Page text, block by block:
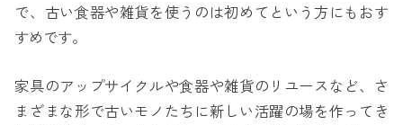
で、古い食器や雑貨を使うのは初めてという方にもおす
すめです。
家具のアップサイクルや食器や雑貨のリユースなど、さ
まざまな形で古いモノたちに新しい活躍の場を作ってき